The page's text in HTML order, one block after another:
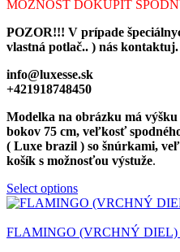
MOŽNOSŤ DOKÚPIŤ
POZOR!!! V prípade
vlastná potlač.. ) nás kontaktuj.
info@luxesse.sk
+421918748450
Modelka na obrázku má výšku
bokov 75 cm, veľkosť
( Luxe brazil ) so šnúrkami,
košík s možnosťou výstuže.
Select options
FLAMINGO (VRCHNÝ DIEL)